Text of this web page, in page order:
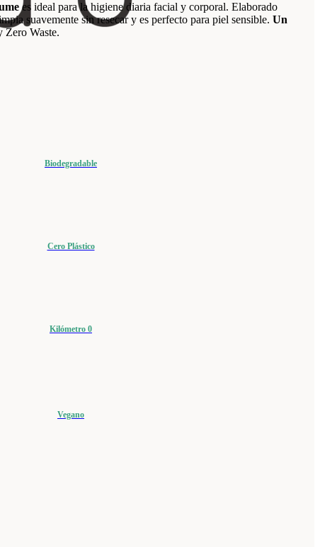
es ideal para la higiene diaria facial y corporal. Elaborado
suavemente sin resecar y es perfecto para piel sensible. Un
Zero Waste.
Biodegradable
Cero Plástico
Kilómetro 0
Vegano